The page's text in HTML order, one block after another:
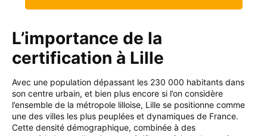
L’importance de la
certification à Lille
Avec une population dépassant les 230 000 habitants dans
son centre urbain, et bien plus encore si l’on considère
l’ensemble de la métropole lilloise, Lille se positionne comme
une des villes les plus peuplées et dynamiques de France.
Cette densité démographique, combinée à des